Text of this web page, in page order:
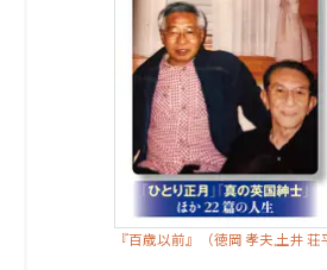
『百歳以前』（徳岡 孝夫,土井 荘